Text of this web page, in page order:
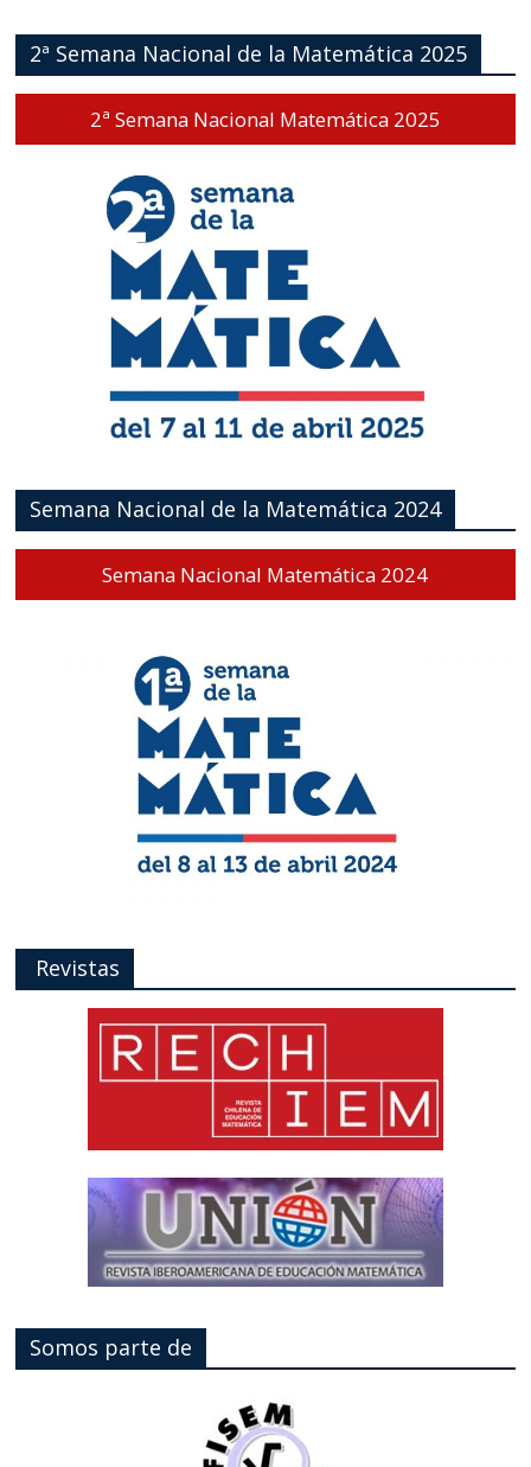
2ª Semana Nacional de la Matemática 2025
2ª Semana Nacional Matemática 2025
Semana Nacional de la Matemática 2024
Semana Nacional Matemática 2024
Revistas
Somos parte de